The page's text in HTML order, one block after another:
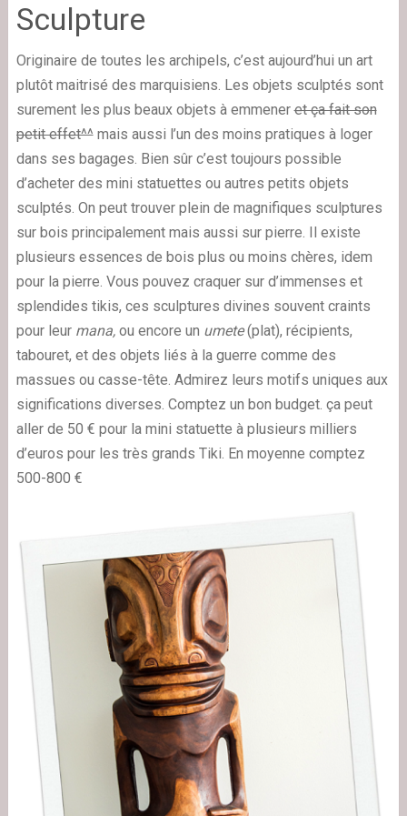
Sculpture
Originaire de toutes les archipels, c’est aujourd’hui un art
plutôt maitrisé des marquisiens. Les objets sculptés sont
surement les plus beaux objets à emmeneret ça fait son
petit effet^^mais aussi l’un des moins pratiques à loger
dans ses bagages. Bien sûr c’est toujours possible
d’acheter des mini statuettes ou autres petits objets
sculptés. On peut trouver plein de magnifiques sculptures
sur bois principalement mais aussi sur pierre. Il existe
plusieurs essences de bois plus ou moins chères, idem
pour la pierre. Vous pouvez craquer sur d’immenses et
splendides tikis, ces sculptures divines souvent craints
pour leur mana,ou encore un umete(plat), récipients,
tabouret, et des objets liés à la guerre comme des
massues ou casse-tête. Admirez leurs motifs uniques aux
significations diverses. Comptez un bon budget. ça peut
aller de 50 € pour la mini statuette à plusieurs milliers
d’euros pour les très grands Tiki. En moyenne comptez
500-800 €